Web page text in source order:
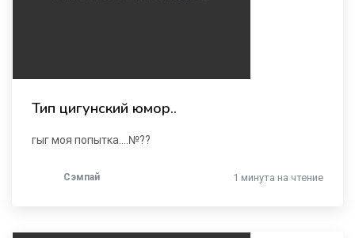
Тип цигунский юмор..
гыг моя попытка....№??
Сэмпай 1 минута на чтение